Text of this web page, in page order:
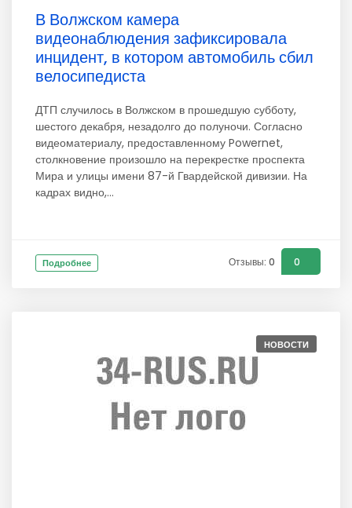
В Волжском камера
видеонаблюдения зафиксировала
инцидент, в котором автомобиль сбил
велосипедиста
ДТП случилось в Волжском в прошедшую субботу,
шестого декабря, незадолго до полуночи. Согласно
видеоматериалу, предоставленному Powernet,
столкновение произошло на перекрестке проспекта
Мира и улицы имени 87-й Гвардейской дивизии. На
кадрах видно,...
Подробнее Отзывы: 0 0
НОВОСТИ